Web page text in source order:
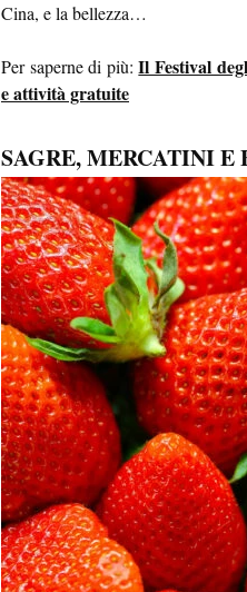
Cina, e la bellezza…
Per saperne di più:Il Festival
e attività gratuite
SAGRE, MERCATINI